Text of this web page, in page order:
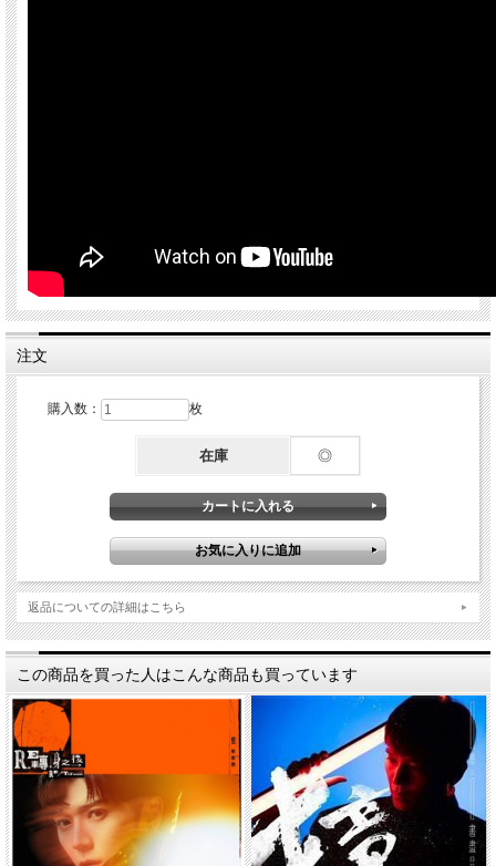
注文
購入数： 枚
在庫 ◎
返品についての詳細はこちら
この商品を買った人はこんな商品も買っています